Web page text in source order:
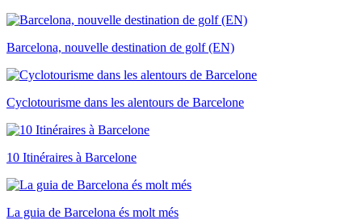
Barcelona, nouvelle destination de golf (EN)
Cyclotourisme dans les alentours de Barcelone
10 Itinéraires à Barcelone
La guia de Barcelona és molt més